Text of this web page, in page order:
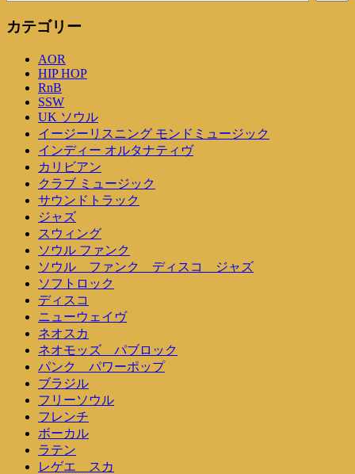
カテゴリー
AOR
HIP HOP
RnB
SSW
UK ソウル
イージーリスニング モンドミュージック
インディー オルタナティヴ
カリビアン
クラブ ミュージック
サウンドトラック
ジャズ
スウィング
ソウル ファンク
ソウル ファンク ディスコ ジャズ
ソフトロック
ディスコ
ニューウェイヴ
ネオスカ
ネオモッズ パブロック
パンク パワーポップ
ブラジル
フリーソウル
フレンチ
ボーカル
ラテン
レゲエ スカ